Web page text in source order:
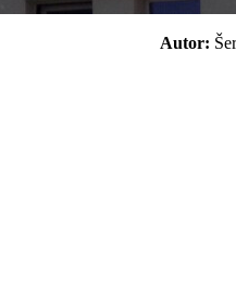
Autor: